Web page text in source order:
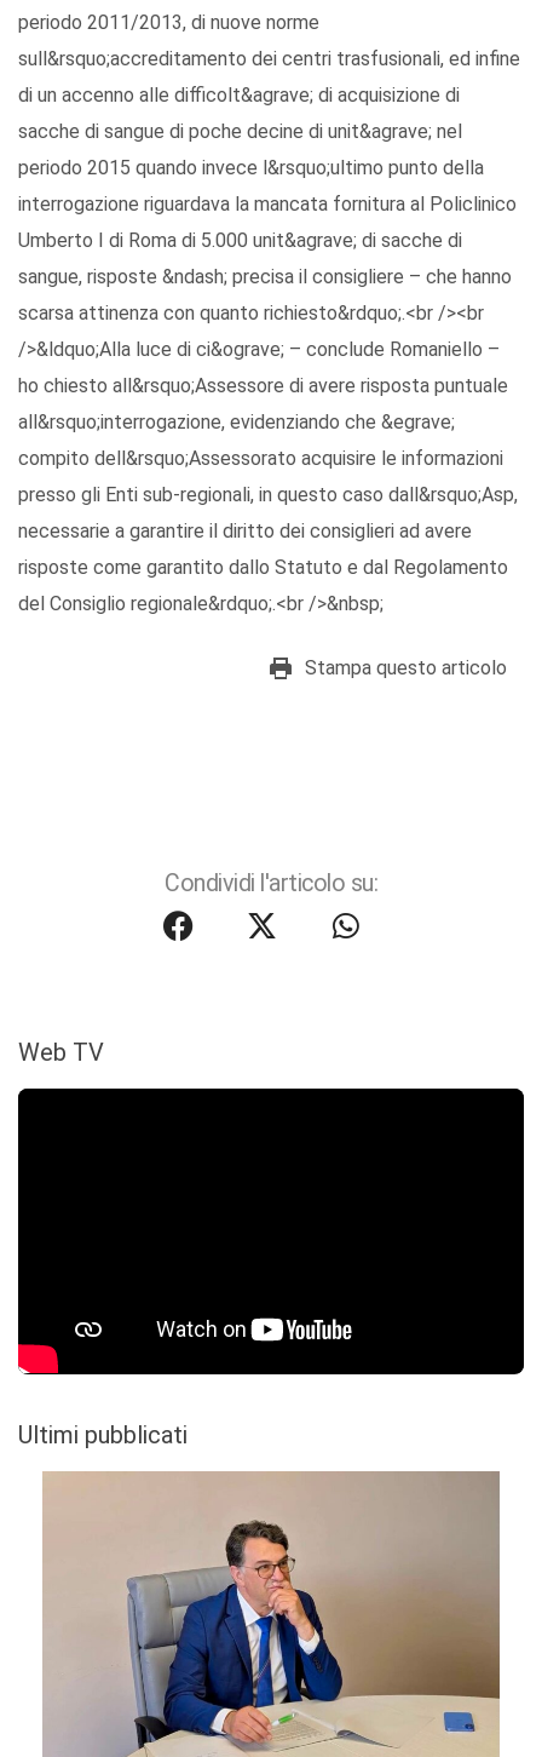
periodo 2011/2013, di nuove norme
sull&rsquo;accreditamento dei centri trasfusionali, ed infine
di un accenno alle difficolt&agrave; di acquisizione di
sacche di sangue di poche decine di unit&agrave; nel
periodo 2015 quando invece l&rsquo;ultimo punto della
interrogazione riguardava la mancata fornitura al Policlinico
Umberto I di Roma di 5.000 unit&agrave; di sacche di
sangue, risposte &ndash; precisa il consigliere – che hanno
scarsa attinenza con quanto richiesto&rdquo;.<br /><br
/>&ldquo;Alla luce di ci&ograve; – conclude Romaniello –
ho chiesto all&rsquo;Assessore di avere risposta puntuale
all&rsquo;interrogazione, evidenziando che &egrave;
compito dell&rsquo;Assessorato acquisire le informazioni
presso gli Enti sub-regionali, in questo caso dall&rsquo;Asp,
necessarie a garantire il diritto dei consiglieri ad avere
risposte come garantito dallo Statuto e dal Regolamento
del Consiglio regionale&rdquo;.<br />&nbsp;
Stampa questo articolo
Condividi l'articolo su:
Web TV
Ultimi pubblicati